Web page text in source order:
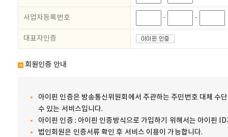
사업자등록번호 - -
대표자인증
회원인증 안내
아이핀 인증은 방송통신위원회에서 주관하는 주민번호 대체 수
수 있는 서비스입니다.
아이핀 인증 : 아이핀 인증방식으로 가입하기 위해서는 아이핀
법인회원은 인증서류 확인 후 서비스 이용이 가능합니다.